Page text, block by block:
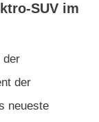
SUV im
der
der
neueste